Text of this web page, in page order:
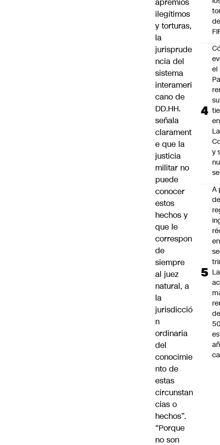
ilegítimos
y torturas,
la
jurisprude
ncia del
sistema
interameri
cano de
DD.HH.
señala
clarament
e que la
justicia
militar no
puede
conocer
estos
hechos y
que le
correspon
de
siempre
al juez
natural, a
la
jurisdicció
n
ordinaria
del
conocimie
nto de
estas
circunstan
cias o
hechos”.
“Porque
no son
el
su
y
A
de
La